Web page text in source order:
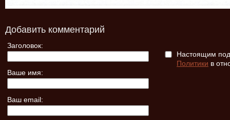
Добавить комментарий
Заголовок:
Ваше имя:
Ваш email:
Настоящим
Политики в